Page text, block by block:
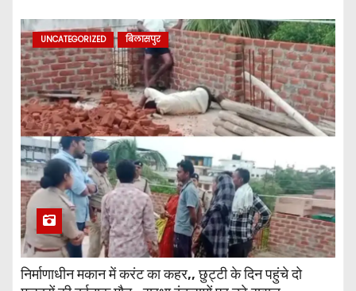
UNCATEGORIZED बिलासपुर
निर्माणाधीन मकान में करंट का कहर,, छुट्टी के दिन पहुंचे दो